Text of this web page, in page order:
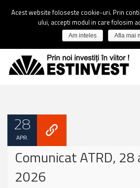
28
APR.
Comunicat ATRD, 28
2026
Acest website foloseste cookie-uri. Prin
ului, accepti modul in care folosim
Am inteles Afla mai